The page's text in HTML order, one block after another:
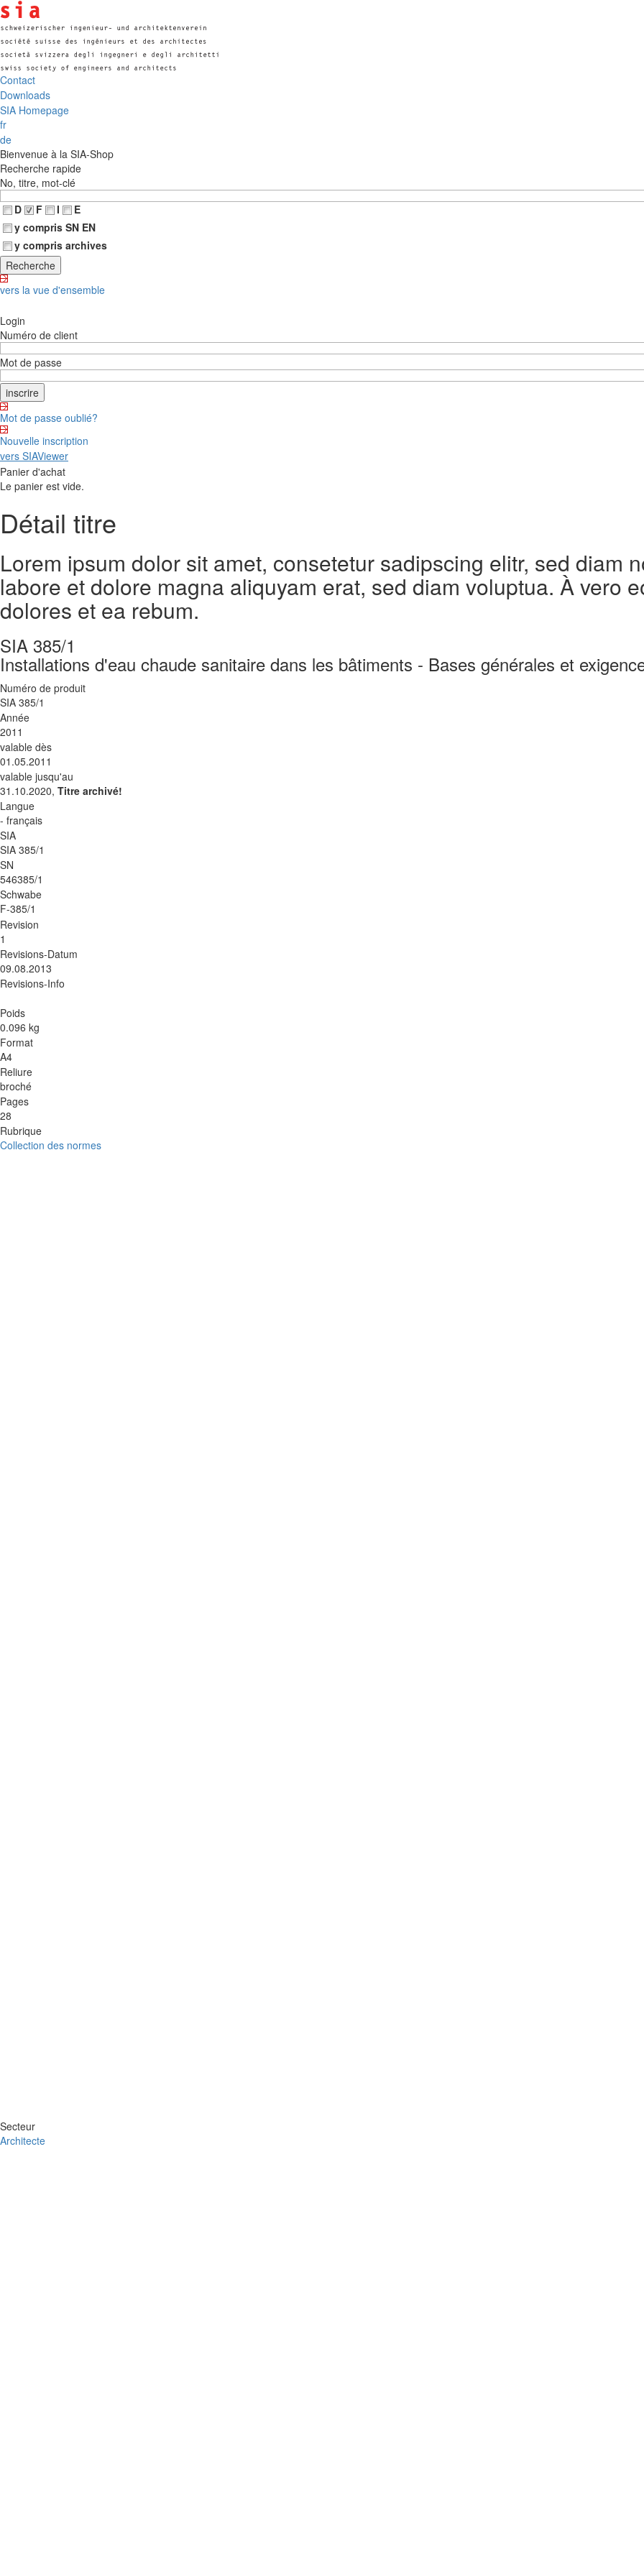
Contact
Downloads
SIA Homepage
fr
de
Bienvenue à la SIA-Shop
Recherche rapide
No, titre, mot-clé
D
F I
E
y compris SN EN
y compris archives
vers la vue d'ensemble
Login
Numéro de client
Mot de passe
Mot de passe oublié?
Nouvelle inscription
vers SIAViewer
Panier d'achat
Le panier est vide.
Détail titre
Lorem ipsum dolor sit amet, consetetur sadipscing elitr, sed diam
labore et dolore magna aliquyam erat, sed diam voluptua. À vero
dolores et ea rebum.
SIA 385/1
Installations d'eau chaude sanitaire dans les bâtiments - Bases générales et
Numéro de produit
SIA 385/1
Année
2011
valable dès
01.05.2011
valable jusqu'au
31.10.2020, Titre archivé!
Langue
- français
SIA
SIA 385/1
SN
546385/1
Schwabe
F-385/1
Revision
1
Revisions-Datum
09.08.2013
Revisions-Info
Poids
0.096 kg
Format
A4
Reliure
broché
Pages
28
Rubrique
Collection des normes
Secteur
Architecte